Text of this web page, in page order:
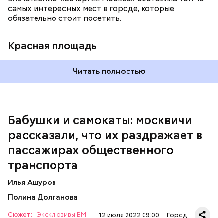
самых интересных мест в городе, которые
обязательно стоит посетить.
Красная площадь
Читать полностью
Бабушки и самокаты: москвичи
рассказали, что их раздражает в
пассажирах общественного
транспорта
Илья Ашуров
Полина Долганова
Сюжет: Эксклюзивы ВМ 12 июля 2022 09:00 Город
— Вот меня очень раздражает, когда пытаешься
выйти из вагона метро, а люди стоят прямо по
центру в дверях. И приходится их толкать, а они
не дают тебе пройти, что очень бестактно, —
пожаловался Игорь, 55 лет.